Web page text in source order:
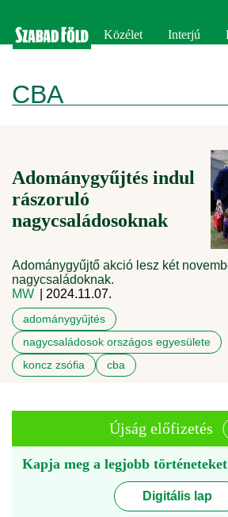
Közélet Interjú
CBA
Adománygyűjtés indul
rászoruló
nagycsaládosoknak
Adománygyűjtő akció lesz két
nagycsaládoknak.
MW
| 2024.11.07.
adománygyűjtés
nagycsaládosok országos egyesülete
koncz zsófia
cba
Újság előfizetés
Kapja meg a legjobb
Digitális lap